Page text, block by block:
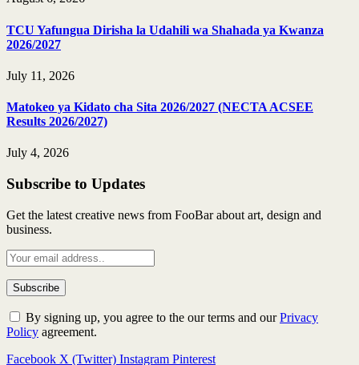
TCU Yafungua Dirisha la Udahili wa Shahada ya Kwanza
2026/2027
July 11, 2026
Matokeo ya Kidato cha Sita 2026/2027 (NECTA ACSEE
Results 2026/2027)
July 4, 2026
Subscribe to Updates
Get the latest creative news from FooBar about art, design and
business.
By signing up, you agree to the our terms and ourPrivacy
Policy agreement.
Facebook X (Twitter) Instagram Pinterest